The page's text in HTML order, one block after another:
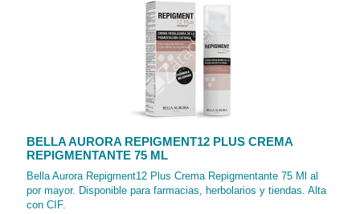
BELLA AURORA REPIGMENT12 PLUS CREMA
REPIGMENTANTE 75 ML
Bella Aurora Repigment12 Plus Crema Repigmentante 75 Ml al
por mayor. Disponible para farmacias, herbolarios y tiendas. Alta
con CIF.